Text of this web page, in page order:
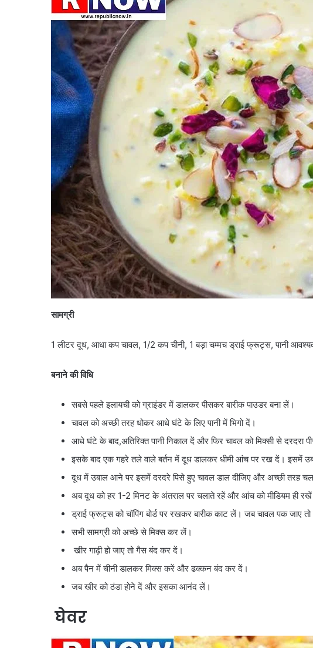
सामग्री
1 लीटर दूध, आधा कप चावल, 1/2 कप चीनी, 1 बड़ा चम्मच ड्राई फ्रूट्स, पानी
बनाने की विधि
सबसे पहले इलायची को ग्राइंडर में डालकर पीसकर बारीक पाउडर बना लें।
चावल को अच्छी तरह धोकर आधे घंटे के लिए पानी में भिगो दें।
आधे घंटे के बाद,अतिरिक्त पानी निकाल दें और फिर चावल को मिक्सी से दरदरा
इसके बाद एक गहरे तले वाले बर्तन में दूध डालकर धीमी आंच पर रख दें।
दूध में उबाल आने पर इसमें दरदरे पिसे हुए चावल डाल दीजिए और अच्छी तरह
अब दूध को हर 1-2 मिनट के अंतराल पर चलाते रहें और आंच को मीडियम ही
ड्राई फ्रूट्स को चॉपिंग बोर्ड पर रखकर बारीक काट लें। जब चावल पक जाए
सभी सामग्री को अच्छे से मिक्स कर लें।
खीर गाढ़ी हो जाए तो गैस बंद कर दें।
अब पैन में चीनी डालकर मिक्स करें और ढक्कन बंद कर दें।
जब खीर को ठंडा होने दें और इसका आनंद लें।
घेवर